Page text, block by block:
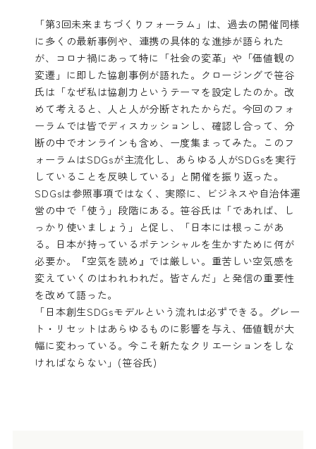
「第3回未来まちづくりフォーラム」は、過去の開催同様
に多くの最新事例や、連携の具体的な進捗が語られた
が、コロナ禍にあって特に「社会の変革」や「価値観の
変遷」に即した協創事例が語れた。クロージングで笹谷
氏は「なぜ私は協創力というテーマを設定したのか。改
めて考えると、人と人が分断されたからだ。今回のフォ
ーラムでは皆でディスカッションし、確認し合って、分
断の中でオンラインも含め、ー度集まってみた。このフ
ォーラムはSDGsが主流化し、あらゆる人がSDGsを実行
していることを反映している」と開催を振り返った。
SDGsは参照事項ではなく、実際に、ビジネスや自治体運
営の中で「使う」段階にある。笹谷氏は「であれば、し
っかり使いましょう」と促し、「日本には根っこがあ
る。日本が持っているポテンシャルを生かすために何が
必要か。『空気を読め』では厳しい。重苦しい空気感を
変えていくのはわれわれだ。皆さんだ」と発信の重要性
を改めて語った。
「日本創生SDGsモデルという流れは必ずできる。グレー
ト・リセットはあらゆるものに影響を与え、価値観が大
幅に変わっている。今こそ新たなクリエーションをしな
ければならない」(笹谷氏)